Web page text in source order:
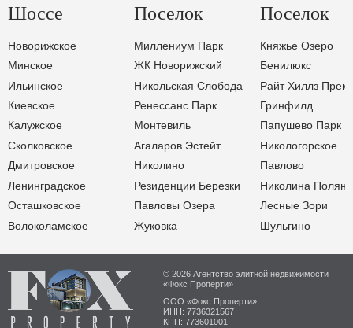
Шоссе
Новорижское
Минское
Ильинское
Киевское
Калужское
Сколковское
Дмитровское
Ленинградское
Осташковское
Волоколамское
Поселок
Миллениум Парк
ЖК Новорижский
Никольская Слобода
Ренессанс Парк
Монтевиль
Агаларов Эстейт
Николино
Резиденции Березки
Павловы Озера
Жуковка
Поселок
Княжье Озеро
Бенилюкс
Райт Хиллз
Гринфилд
Папушево Парк
Никологорское
Павлово
Николина Поляна
Лесные Зори
Шульгино
© 2026 Агентство элитной недвижимости
«Фокс Проперти»
ООО «Фокс Проперти»
ИНН: 7736321567
КПП: 773601001